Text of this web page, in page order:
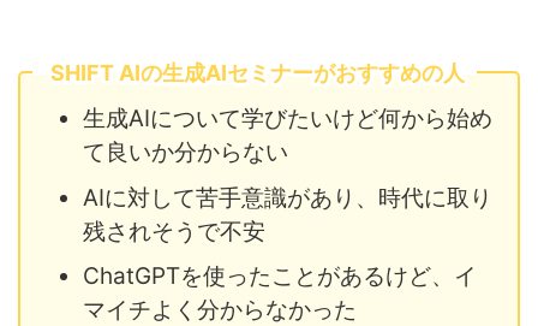
SHIFT AIの生成AIセミナーがおすすめの人
生成AIについて学びたいけど何から始め
て良いか分からない
AIに対して苦手意識があり、時代に取り
残されそうで不安
ChatGPTを使ったことがあるけど、イ
マイチよく分からなかった